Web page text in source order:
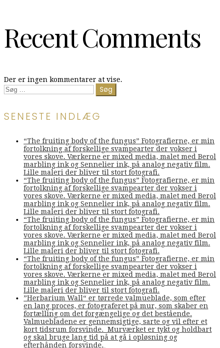
Recent Comments
Der er ingen kommentarer at vise.
Søg
efter:
SENESTE INDLÆG
“The fruiting body of the fungus” Fotografierne, er min
fortolkning af forskellige svampearter der vokser i
vores skove. Værkerne er mixed media, malet med Berol
marbling ink og Sennelier ink, på analog negativ film.
Lille maleri der bliver til stort fotografi.
“The fruiting body of the fungus” Fotografierne, er min
fortolkning af forskellige svampearter der vokser i
vores skove. Værkerne er mixed media, malet med Berol
marbling ink og Sennelier ink, på analog negativ film.
Lille maleri der bliver til stort fotografi.
“The fruiting body of the fungus” Fotografierne, er min
fortolkning af forskellige svampearter der vokser i
vores skove. Værkerne er mixed media, malet med Berol
marbling ink og Sennelier ink, på analog negativ film.
Lille maleri der bliver til stort fotografi.
“The fruiting body of the fungus” Fotografierne, er min
fortolkning af forskellige svampearter der vokser i
vores skove. Værkerne er mixed media, malet med Berol
marbling ink og Sennelier ink, på analog negativ film.
Lille maleri der bliver til stort fotografi.
”Herbarium Wall“ er tørrede valmueblade, som efter
en lang proces, er fotograferet på mur, som skaber en
fortælling om det forgængelige og det bestående.
Valmuebladene er gennemsigtige, sarte og vil efter et
kort tidsrum forsvinde. Murværket er tykt og holdbart
og skal bruge lang tid på at gå i opløsning og
efterhånden forsvinde.